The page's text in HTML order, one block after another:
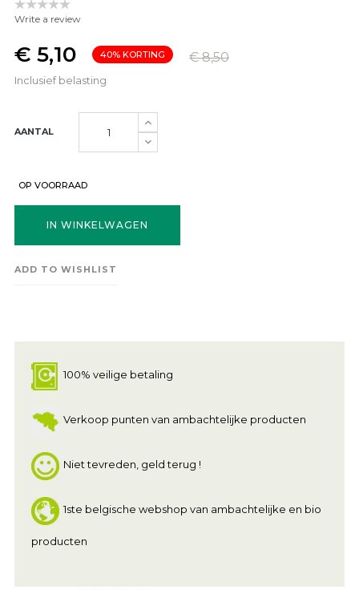
Write a review
€ 5,10 40% KORTING € 8,50
Inclusief belasting
AANTAL
OP VOORRAAD
IN WINKELWAGEN
ADD TO WISHLIST
100% veilige betaling
Verkoop punten van ambachtelijke producten
Niet tevreden, geld terug !
1ste belgische webshop van ambachtelijke en bio
producten